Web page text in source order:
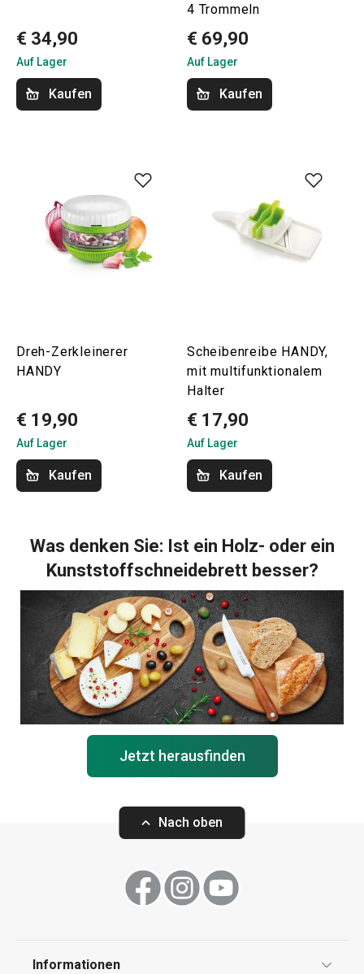
€ 34,90
Auf Lager
Kaufen
4 Trommeln
€ 69,90
Auf Lager
Kaufen
Dreh-Zerkleinerer
HANDY
€ 19,90
Auf Lager
Kaufen
Scheibenreibe HANDY,
mit multifunktionalem
Halter
€ 17,90
Auf Lager
Kaufen
Was denken Sie: Ist ein Holz- oder ein
Kunststoffschneidebrett besser?
Jetzt herausfinden
Nach oben
Informationen